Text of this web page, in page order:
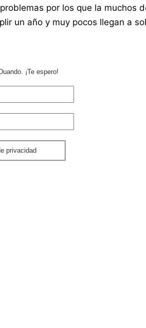
por los que la muchos
un año y muy pocos llegan a
¡Te espero!
política de privacidad